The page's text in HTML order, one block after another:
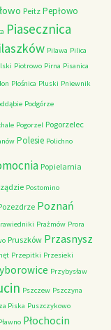
Peitz Pepłowo
Piasecznica
Pilawa Pilica
Piotrowo Pirna Pisanica
Plośnica Pluski Pniewnik
Podgórze
Pogorzel Pogorzelec
Polesie Polichno
Popielarnia
Postomino
Poznań
Prażmów Prora
Pruszków Przasnysz
Przepitki Przesieki
Przybysław
Pszczew Pszczyna
Piska Puszczykowo
Płochocin